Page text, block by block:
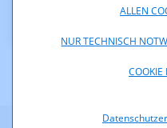
ALLEN
NUR TECHNISCH
COOKIE
(pdf, 138,7 KB)